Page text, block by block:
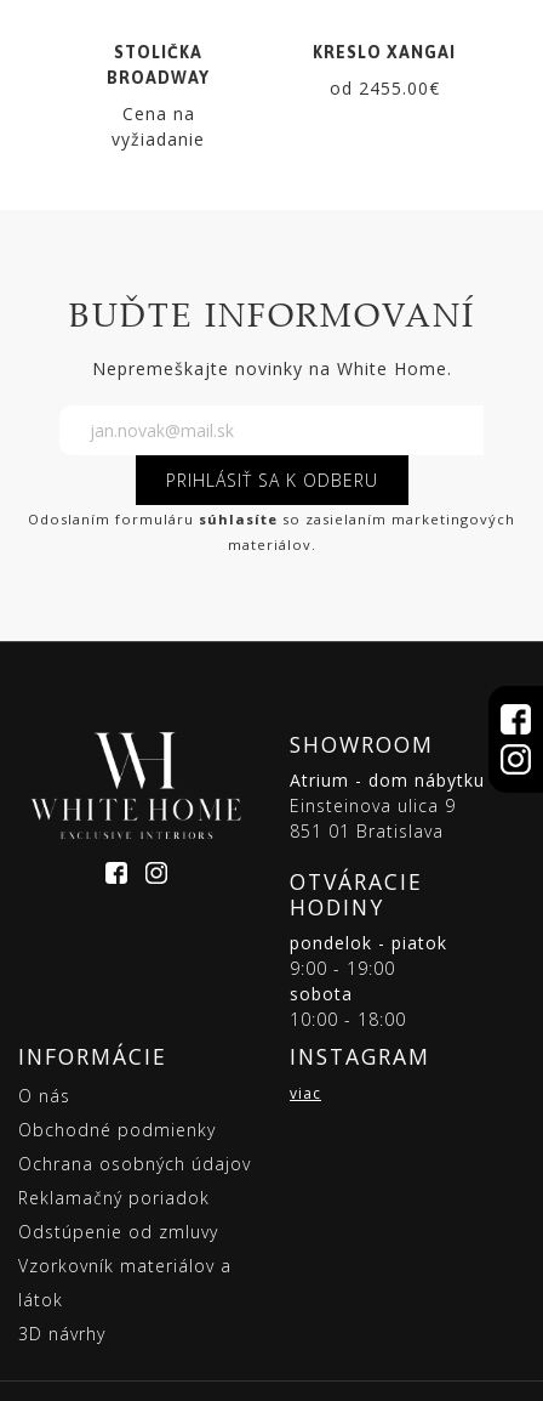
STOLIČKA
BROADWAY
Cena na
vyžiadanie
KRESLO XANGAI
od 2455.00€
BUĎTE INFORMOVANÍ
Nepremeškajte novinky na White Home.
PRIHLÁSIŤ SA K ODBERU
Odoslaním formuláru súhlasíte so zasielaním marketingových
materiálov.
SHOWROOM
Atrium - dom nábytku
Einsteinova ulica 9
851 01 Bratislava
OTVÁRACIE
HODINY
pondelok - piatok
9:00 - 19:00
sobota
10:00 - 18:00
INFORMÁCIE
O nás
Obchodné podmienky
Ochrana osobných údajov
Reklamačný poriadok
Odstúpenie od zmluvy
Vzorkovník materiálov a
látok
3D návrhy
INSTAGRAM
viac